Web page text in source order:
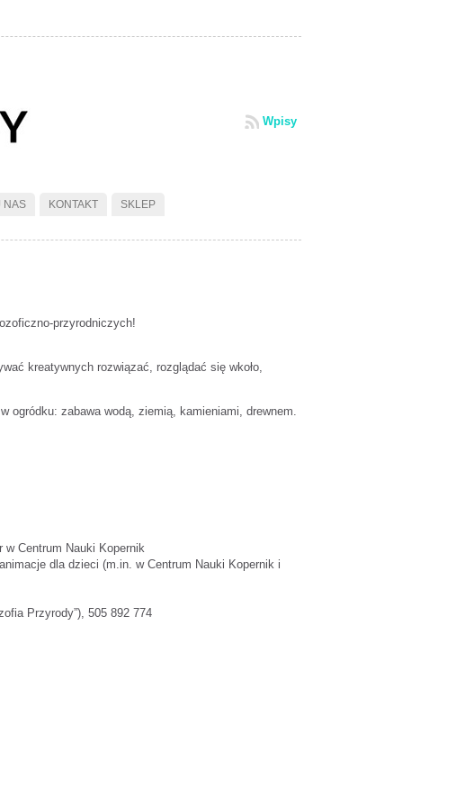
Wpisy
NAS KONTAKT
SKLEP
przyrodniczyc h!
kreatywnych rozwiązać, rozglądać się wkoło,
ogródku: zabawa wodą, ziemią, kamieniami, drewnem.
w Centrum Nauki Kopernik
dla dzieci (m.in. w Centrum Nauki Kopernik i
Przyrody”), 505 892 774